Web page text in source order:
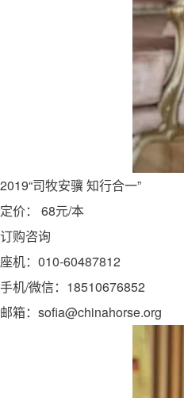
2019“司牧安骥 知行合一”
定价： 68元/本
订购咨询
座机：010-60487812
手机/微信：18510676852
邮箱：sofia@chinahorse.org